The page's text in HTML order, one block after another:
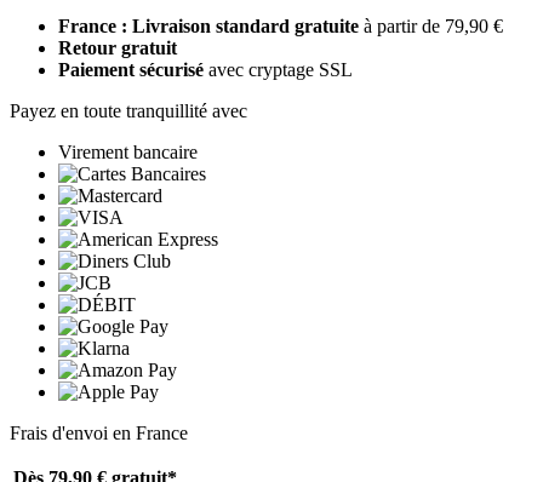
France : Livraison standard gratuite à partir de 79,90 €
Retour gratuit
Paiement sécurisé avec cryptage SSL
Payez en toute tranquillité avec
Virement bancaire
Frais d'envoi en France
Dès 79,90 € gratuit*